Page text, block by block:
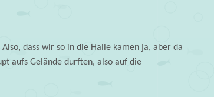
dass wir so in die Halle kamen ja, aber da
aufs Gelände durften, also auf die